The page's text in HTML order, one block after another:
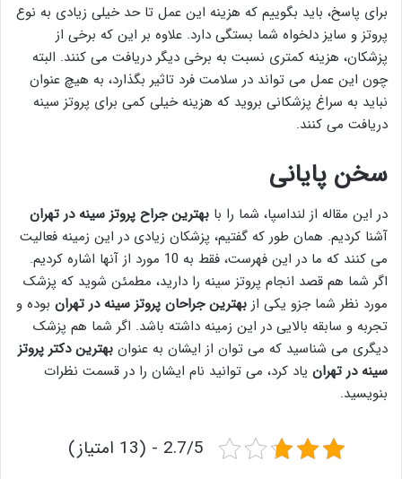
برای پاسخ، باید بگوییم که هزینه این عمل تا حد خیلی زیادی به نوع
پروتز و سایز دلخواه شما بستگی دارد. علاوه بر این که برخی از
پزشکان، هزینه کمتری نسبت به برخی دیگر دریافت می کنند. البته
چون این عمل می تواند در سلامت فرد تاثیر بگذارد، به هیچ عنوان
نباید به سراغ پزشکانی بروید که هزینه خیلی کمی برای پروتز سینه
دریافت می کنند.
سخن پایانی
در این مقاله از لنداسپا، شما را با بهترين جراح پروتز سينه در تهران
آشنا کردیم. همان طور که گفتیم، پزشکان زیادی در این زمینه فعالیت
می کنند که ما در این فهرست، فقط به 10 مورد از آنها اشاره کردیم.
اگر شما هم قصد انجام پروتز سینه را دارید، مطمئن شوید که پزشک
مورد نظر شما جزو یکی از بهترين جراحان پروتز سينه در تهران بوده و
تجربه و سابقه بالایی در این زمینه داشته باشد. اگر شما هم پزشک
دیگری می شناسید که می توان از ایشان به عنوان بهترين دكتر پروتز
سينه در تهران یاد کرد، می توانید نام ایشان را در قسمت نظرات
بنویسید.
2.7/5 - (13 امتیاز)